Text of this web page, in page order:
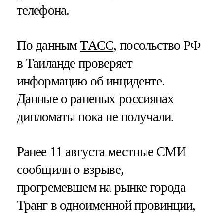
телефона.
По даннымТАСС, посольство РФ
в Таиланде проверяет
информацию об инциденте.
Данные о раненых россиянах
дипломаты пока не получали.
Ранее 11 августа местные СМИ
сообщили о взрыве,
прогремевшем на рынке города
Транг в одноименной провинции,